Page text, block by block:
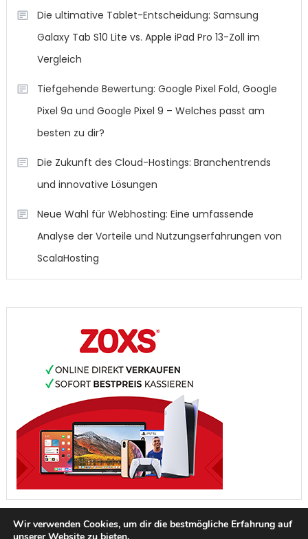
Die ultimative Tablet-Entscheidung: Samsung
Galaxy Tab S10 Lite vs. Apple iPad Pro 13-Zoll im
Vergleich
Tiefgehende Bewertung: Google Pixel Fold, Google
Pixel 9a und Google Pixel 9 – Welches passt am
besten zu dir?
Die Zukunft des Cloud-Hostings: Branchentrends
und innovative Lösungen
Neue Wahl für Webhosting: Eine umfassende
Analyse der Vorteile und Nutzungserfahrungen von
ScalaHosting
Wir verwenden Cookies, um dir die bestmögliche Erfahrung auf